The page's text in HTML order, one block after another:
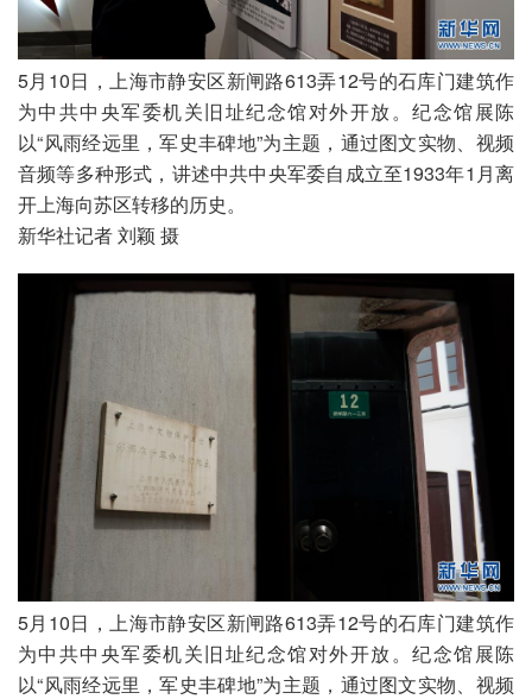
5月10日，上海市静安区新闸路613弄12号的石库门建筑作
为中共中央军委机关旧址纪念馆对外开放。纪念馆展陈
以“风雨经远里，军史丰碑地”为主题，通过图文实物、视频
音频等多种形式，讲述中共中央军委自成立至1933年1月离
开上海向苏区转移的历史。
新华社记者 刘颖 摄
5月10日，上海市静安区新闸路613弄12号的石库门建筑作
为中共中央军委机关旧址纪念馆对外开放。纪念馆展陈
以“风雨经远里，军史丰碑地”为主题，通过图文实物、视频